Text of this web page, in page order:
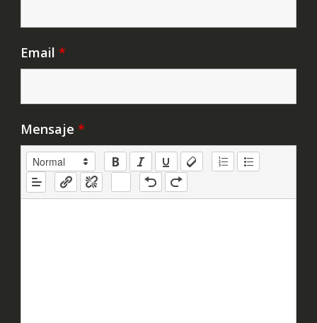
Email *
Mensaje *